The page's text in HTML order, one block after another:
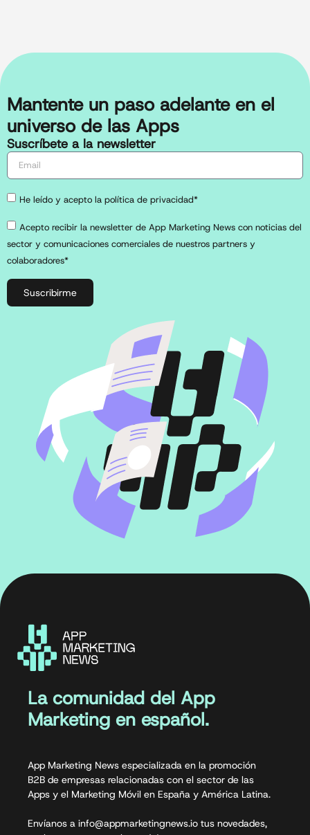
Mantente un paso adelante en el
universo de las Apps
Suscríbete a la newsletter
He leído y acepto la política de privacidad*
Acepto recibir la newsletter de App Marketing News con noticias del
sector y comunicaciones comerciales de nuestros partners y
colaboradores*
Suscribirme
La comunidad del App
Marketing en español.
App Marketing News especializada en la promoción
B2B de empresas relacionadas con el sector de las
Apps y el Marketing Móvil en España y América Latina.
Envíanos a info@appmarketingnews.io tus novedades,